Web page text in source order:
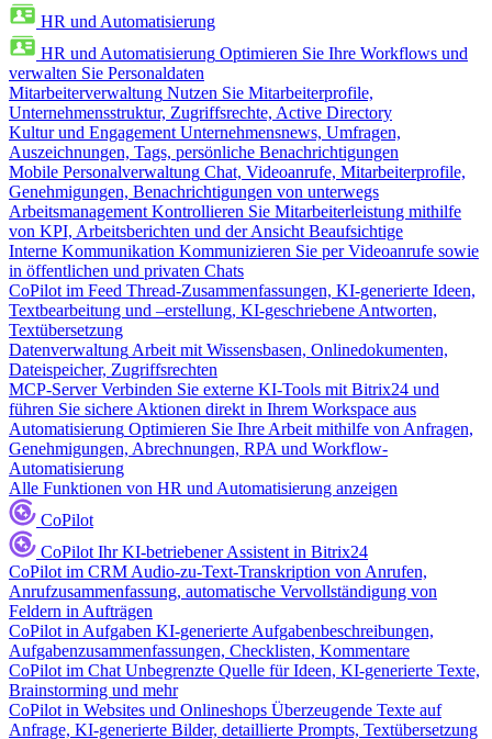
HR und Automatisierung
HR und Automatisierung Optimieren Sie Ihre Workflows und
verwalten Sie Personaldaten
Mitarbeiterverwaltung Nutzen Sie Mitarbeiterprofile,
Unternehmensstruktur, Zugriffsrechte, Active Directory
Kultur und Engagement Unternehmensnews, Umfragen,
Auszeichnungen, Tags, persönliche Benachrichtigungen
Mobile Personalverwaltung Chat, Videoanrufe, Mitarbeiterprofile,
Genehmigungen, Benachrichtigungen von unterwegs
Arbeitsmanagement Kontrollieren Sie Mitarbeiterleistung mithilfe
von KPI, Arbeitsberichten und der Ansicht Beaufsichtige
Interne Kommunikation Kommunizieren Sie per Videoanrufe sowie
in öffentlichen und privaten Chats
CoPilot im Feed Thread-Zusammenfassungen, KI-generierte Ideen,
Textbearbeitung und –erstellung, KI-geschriebene Antworten,
Textübersetzung
Datenverwaltung Arbeit mit Wissensbasen, Onlinedokumenten,
Dateispeicher, Zugriffsrechten
MCP-Server Verbinden Sie externe KI-Tools mit Bitrix24 und
führen Sie sichere Aktionen direkt in Ihrem Workspace aus
Automatisierung Optimieren Sie Ihre Arbeit mithilfe von Anfragen,
Genehmigungen, Abrechnungen, RPA und Workflow-
Automatisierung
Alle Funktionen von HR und Automatisierung anzeigen
CoPilot
CoPilot Ihr KI-betriebener Assistent in Bitrix24
CoPilot im CRM Audio-zu-Text-Transkription von Anrufen,
Anrufzusammenfassung, automatische Vervollständigung von
Feldern in Aufträgen
CoPilot in Aufgaben KI-generierte Aufgabenbeschreibungen,
Aufgabenzusammenfassungen, Checklisten, Kommentare
CoPilot im Chat Unbegrenzte Quelle für Ideen, KI-generierte Texte,
Brainstorming und mehr
CoPilot in Websites und Onlineshops Überzeugende Texte auf
Anfrage, KI-generierte Bilder, detaillierte Prompts, Textübersetzung